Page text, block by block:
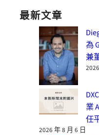
最新文章
為
兼
業
任
2026 年 8 月 6 日